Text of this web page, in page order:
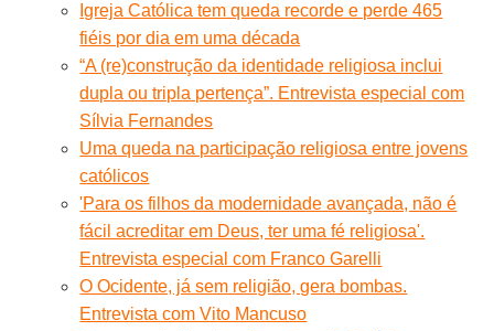
Igreja Católica tem queda recorde e perde 465
fiéis por dia em uma década
“A (re)construção da identidade religiosa inclui
dupla ou tripla pertença”. Entrevista especial com
Sílvia Fernandes
Uma queda na participação religiosa entre jovens
católicos
'Para os filhos da modernidade avançada, não é
fácil acreditar em Deus, ter uma fé religiosa'.
Entrevista especial com Franco Garelli
O Ocidente, já sem religião, gera bombas.
Entrevista com Vito Mancuso